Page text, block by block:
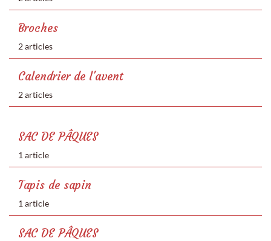
Broches
2 articles
Calendrier de l'avent
2 articles
SAC DE PÂQUES
1 article
Tapis de sapin
1 article
SAC DE PÂQUES